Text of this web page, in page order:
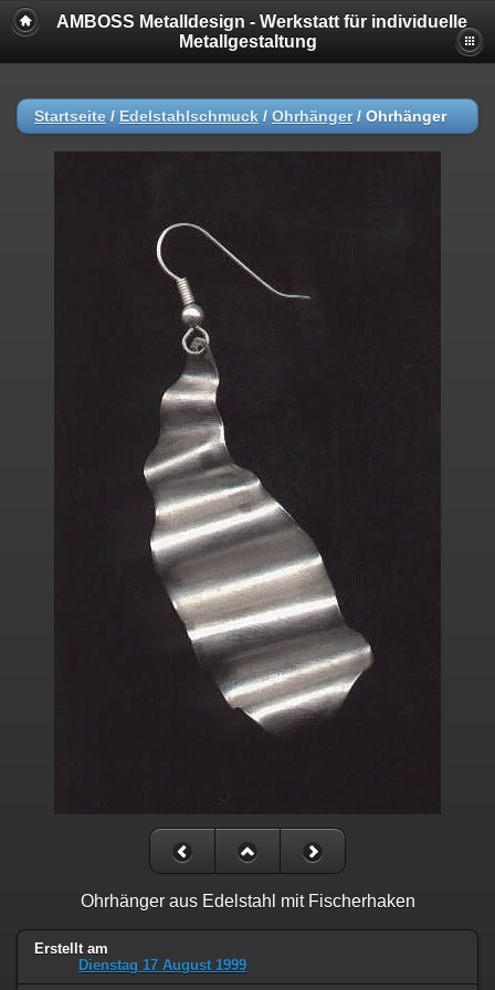
AMBOSS Metalldesign - Werkstatt für individuelle
Metallgestaltung
Startseite / Edelstahlschmuck / Ohrhänger/ Ohrhänger
Ohrhänger aus Edelstahl mit Fischerhaken
Erstellt am
Dienstag 17 August 1999